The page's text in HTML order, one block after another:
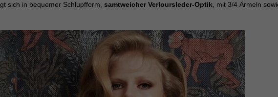
sich in bequemer Schlupfform, samtweicher Verloursleder-Optik , mit 3/4 Ärmeln